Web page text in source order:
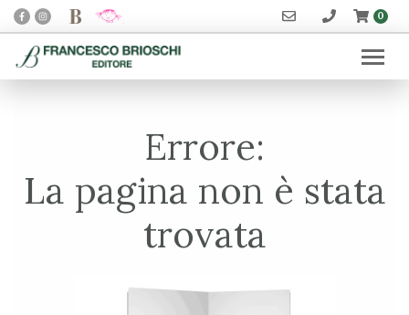
0
Errore:
La pagina non è stata
trovata